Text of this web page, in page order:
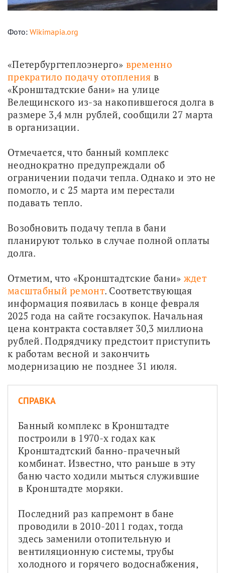
Фото: Wikimapia.org
«Петербургтеплоэнерго» временно
прекратило подачу отопления в
«Кронштадтские бани» на улице
Велещинского из-за накопившегося долга в
размере 3,4 млн рублей, сообщили 27 марта
в организации.
Отмечается, что банный комплекс
неоднократно предупреждали об
ограничении подачи тепла. Однако и это не
помогло, и с 25 марта им перестали
подавать тепло.
Возобновить подачу тепла в бани
планируют только в случае полной оплаты
долга.
Отметим, что «Кронштадтские бани» ждет
масштабный ремонт. Соответствующая
информация появилась в конце февраля
2025 года на сайте госзакупок. Начальная
цена контракта составляет 30,3 миллиона
рублей. Подрядчику предстоит приступить
к работам весной и закончить
модернизацию не позднее 31 июля.
СПРАВКА
Банный комплекс в Кронштадте
построили в 1970-х годах как
Кронштадтский банно-прачечный
комбинат. Известно, что раньше в эту
баню часто ходили мыться служившие
в Кронштадте моряки.
Последний раз капремонт в бане
проводили в 2010-2011 годах, тогда
здесь заменили отопительную и
вентиляционную системы, трубы
холодного и горячего водоснабжения,